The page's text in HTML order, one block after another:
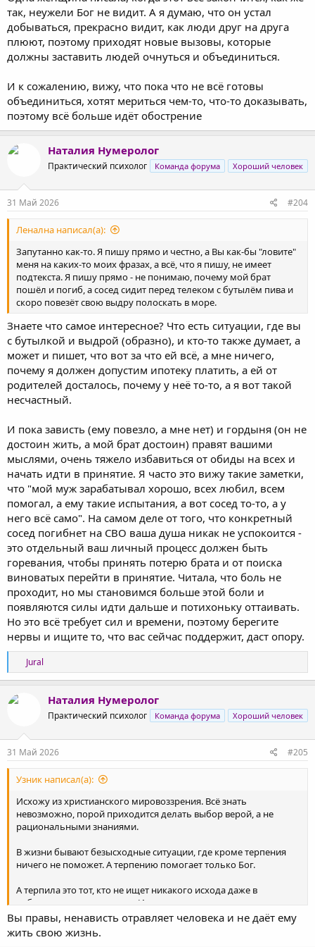
так, неужели Бог не видит. А я думаю, что он устал
добываться, прекрасно видит, как люди друг на друга
плюют, поэтому приходят новые вызовы, которые
должны заставить людей очнуться и объединиться.
И к сожалению, вижу, что пока что не всё готовы
объединиться, хотят мериться чем-то, что-то доказывать,
поэтому всё больше идёт обострение
Наталия Нумеролог
Практический психолог Команда форума Хороший человек
31 Май 2026 #204
Ленална написал(а):
Запутанно как-то. Я пишу прямо и честно, а Вы как-бы "ловите"
меня на каких-то моих фразах, а всё, что я пишу, не имеет
подтекста. Я пишу прямо - не понимаю, почему мой брат
пошёл и погиб, а сосед сидит перед телеком с бутылём пива и
скоро повезёт свою выдру полоскать в море.
Знаете что самое интересное? Что есть ситуации, где вы
с бутылкой и выдрой (образно), и кто-то также думает, а
может и пишет, что вот за что ей всё, а мне ничего,
почему я должен допустим ипотеку платить, а ей от
родителей досталось, почему у неё то-то, а я вот такой
несчастный.
И пока зависть (ему повезло, а мне нет) и гордыня (он не
достоин жить, а мой брат достоин) правят вашими
мыслями, очень тяжело избавиться от обиды на всех и
начать идти в принятие. Я часто это вижу такие заметки,
что "мой муж зарабатывал хорошо, всех любил, всем
помогал, а ему такие испытания, а вот сосед то-то, а у
него всё само". На самом деле от того, что конкретный
сосед погибнет на СВО ваша душа никак не успокоится -
это отдельный ваш личный процесс должен быть
горевания, чтобы принять потерю брата и от поиска
виноватых перейти в принятие. Читала, что боль не
проходит, но мы становимся больше этой боли и
появляются силы идти дальше и потихоньку оттаивать.
Но это всё требует сил и времени, поэтому берегите
нервы и ищите то, что вас сейчас поддержит, даст опору.
Р
е
а
:
Jural
Наталия Нумеролог
Практический психолог Команда форума Хороший человек
31 Май 2026 #205
Узник написал(а):
Исхожу из христианского мировоззрения. Всё знать
невозможно, порой приходится делать выбор верой, а не
рациональными знаниями.
В жизни бывают безысходные ситуации, где кроме терпения
ничего не поможет. А терпению помогает только Бог.
А терпила это тот, кто не ищет никакого исхода даже в
небезысходных ситуациях. И это не имеет отношения к
христианскому терпению. Например, ушедший на СВО брат не
стал терпеть, как вооружённые нацисты зверствуют с
мирными, убивают беспомощных, и встал против них, и
Вы правы, ненависть отравляет человека и не даёт ему
жить свою жизнь.